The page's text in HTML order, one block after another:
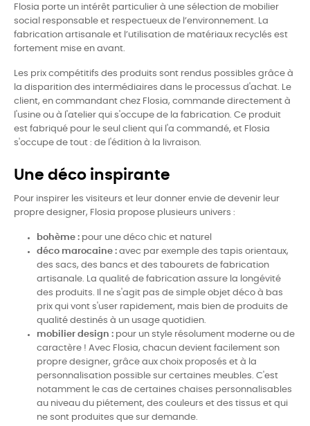
Flosia porte un intérêt particulier à une sélection de mobilier
social responsable et respectueux de l’environnement. La
fabrication artisanale et l’utilisation de matériaux recyclés est
fortement mise en avant.
Les prix compétitifs des produits sont rendus possibles grâce à
la disparition des intermédiaires dans le processus d'achat. Le
client, en commandant chez Flosia, commande directement à
l'usine ou à l'atelier qui s'occupe de la fabrication. Ce produit
est fabriqué pour le seul client qui l'a commandé, et Flosia
s'occupe de tout : de l'édition à la livraison.
Une déco inspirante
Pour inspirer les visiteurs et leur donner envie de devenir leur
propre designer, Flosia propose plusieurs univers :
bohème : pour une déco chic et naturel
déco marocaine : avec par exemple des tapis orientaux,
des sacs, des bancs et des tabourets de fabrication
artisanale. La qualité de fabrication assure la longévité
des produits. Il ne s'agit pas de simple objet déco à bas
prix qui vont s'user rapidement, mais bien de produits de
qualité destinés à un usage quotidien.
mobilier design : pour un style résolument moderne ou de
caractère ! Avec Flosia, chacun devient facilement son
propre designer, grâce aux choix proposés et à la
personnalisation possible sur certaines meubles. C'est
notamment le cas de certaines chaises personnalisables
au niveau du piétement, des couleurs et des tissus et qui
ne sont produites que sur demande.